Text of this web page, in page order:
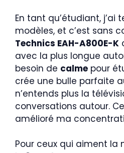
En tant qu’étudiant, j’ai
modèles, et c’est sans
Technics EAH-A800E-K
avec la plus longue
besoin de calme pour
crée une bulle parfaite
n’entends plus la
conversations autour.
amélioré ma
Pour ceux qui aiment la